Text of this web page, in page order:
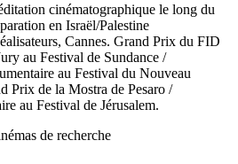
cinématographique le long du
en Israël/Palestine
Cannes. Grand Prix du FID
au Festival de Sundance /
au Festival du Nouveau
Prix de la Mostra de Pesaro /
au Festival de Jérusalem.
de recherche